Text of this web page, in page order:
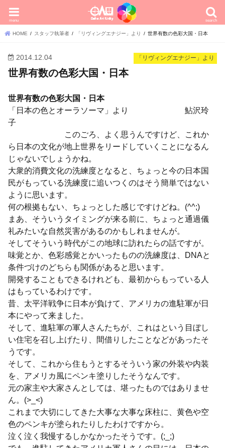
search
menu
HOME スタッフ執筆者 「リヴィングエナジー」より 世界有数の色彩大国・日本
「リヴィングエナジー」より
2014.12.04
世界有数の色彩大国・日本
世界有数の色彩大国・日本
「日本の色とオーラソーマ」より 鮎沢玲
子
このごろ、よく思うんですけど、これか
ら日本の文化が地上世界をリードしていくことになるん
じゃないでしょうかね。
大衆的消費文化の洗練度となると、ちょっと今の日本国
民がもっている洗練度に追いつくのはそう簡単ではない
ように思います。
何の根拠もない、ちょっとした感じですけどね。(^^;)
まあ、そういうタイミングが来る前に、ちょっと通過儀
礼みたいな自然災害があるのかもしれませんが。
そしてそういう時代がこの地球に訪れたらの話ですが。
味覚とか、色彩感覚とかいったものの洗練度は、DNAと
条件づけのどちらも関係があると思います。
開発することもできるけれども、最初からもっている人
はもっているわけです。
昔、太平洋戦争に日本が負けて、アメリカの進駐軍が日
本にやって来ました。
そして、進駐軍の軍人さんたちが、これはという目ぼし
い住宅を召し上げたり、間借りしたことなどがあったそ
うです。
そして、これから住もうとするそういう家の外装や内装
を、アメリカ風にペンキ塗りしたそうなんです。
元の家主や大家さんとしては、堪ったものではありませ
ん。(>_<)
これまで大切にしてきた大事な大事な床柱に、黄色や空
色のペンキが塗られたりしたわけですから。
泣く泣く我慢するしかなかったそうです。(;_;)